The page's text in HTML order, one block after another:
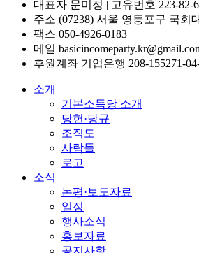
대표자 문미정 | 고유번호 223-82-
주소 (07238) 서울 영등포구 국회
팩스 050-4926-0183
메일
후원계좌 기업은행 208-155271-
소개
기본소득당 소개
당헌·당규
조직도
사람들
로고
소식
논평·보도자료
일정
행사소식
홍보자료
공지사항